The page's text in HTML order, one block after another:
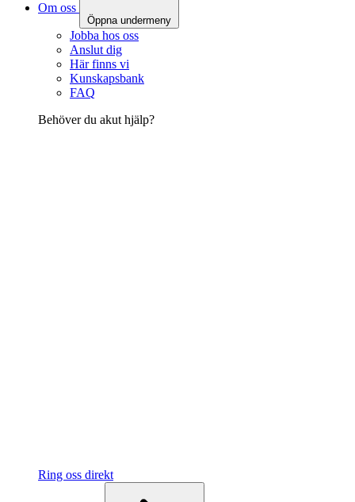
Om oss
Öppna undermeny
Jobba hos oss
Anslut dig
Här finns vi
Kunskapsbank
FAQ
Behöver du akut hjälp?
Ring oss direkt